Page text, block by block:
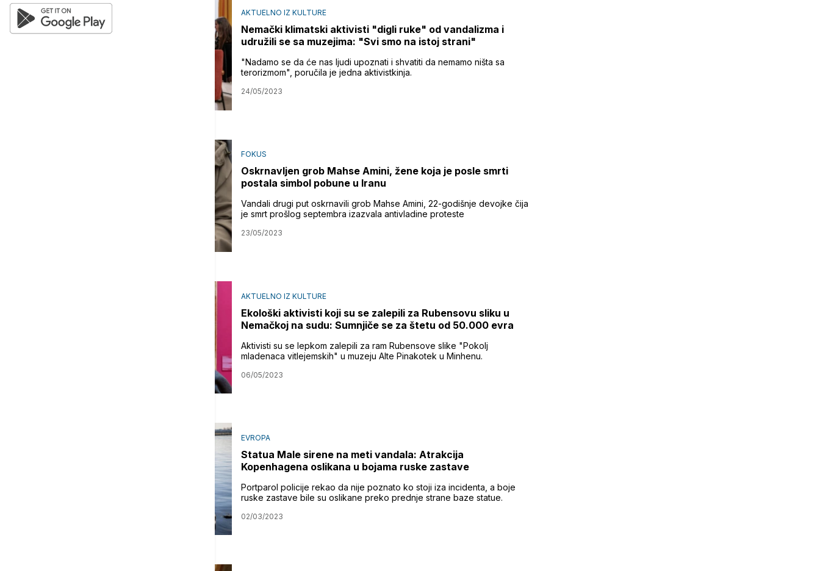
AKTUELNO IZ KULTURE
Nemački klimatski aktivisti "digli ruke" od vandalizma i
udružili se sa muzejima: "Svi smo na istoj strani"
"Nadamo se da će nas ljudi upoznati i shvatiti da nemamo ništa sa
terorizmom", poručila je jedna aktivistkinja.
24/05/2023
FOKUS
Oskrnavljen grob Mahse Amini, žene koja je posle smrti
postala simbol pobune u Iranu
Vandali drugi put oskrnavili grob Mahse Amini, 22-godišnje devojke čija
je smrt prošlog septembra izazvala antivladine proteste
23/05/2023
AKTUELNO IZ KULTURE
Ekološki aktivisti koji su se zalepili za Rubensovu sliku u
Nemačkoj na sudu: Sumnjiče se za štetu od 50.000 evra
Aktivisti su se lepkom zalepili za ram Rubensove slike "Pokolj
mladenaca vitlejemskih" u muzeju Alte Pinakotek u Minhenu.
06/05/2023
EVROPA
Statua Male sirene na meti vandala: Atrakcija
Kopenhagena oslikana u bojama ruske zastave
Portparol policije rekao da nije poznato ko stoji iza incidenta, a boje
ruske zastave bile su oslikane preko prednje strane baze statue.
02/03/2023